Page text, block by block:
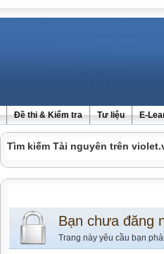
Đề thi & Kiểm tra Tư liệu E-
Tìm kiếm Tài nguyên trên
Bạn chưa đăng
Trang này yêu cầu bạn